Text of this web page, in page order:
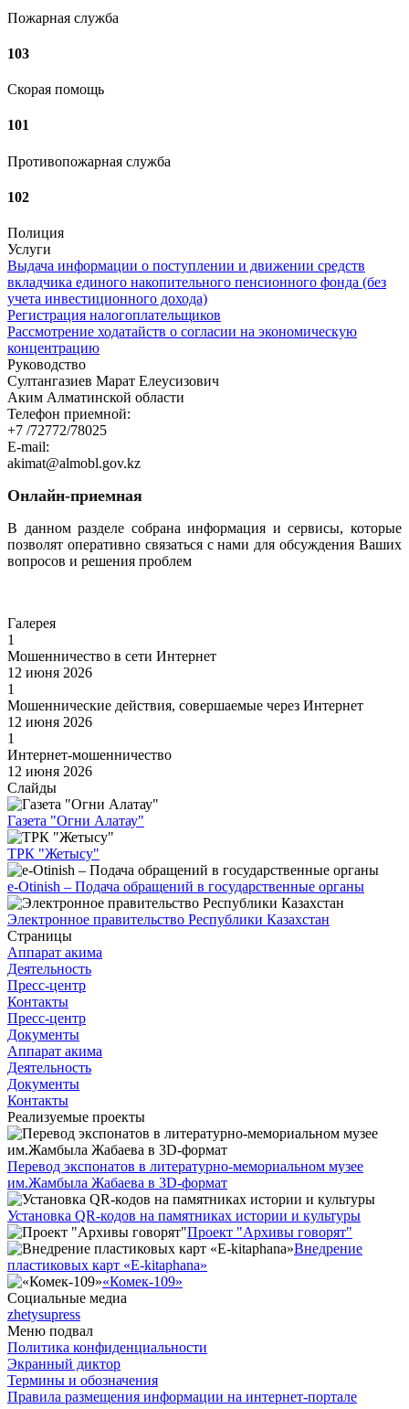
Пожарная служба
103
Скорая помощь
101
Противопожарная служба
102
Полиция
Услуги
Выдача информации о поступлении и движении средств
вкладчика единого накопительного пенсионного фонда (без
учета инвестиционного дохода)
Регистрация налогоплательщиков
Рассмотрение ходатайств о согласии на экономическую
концентрацию
Руководство
Султангазиев Марат Елеусизович
Аким Алматинской области
Телефон приемной:
+7 /72772/78025
E-mail:
akimat@almobl.gov.kz
Онлайн-приемная
В данном разделе собрана информация и сервисы, которые
позволят оперативно связаться с нами для обсуждения Ваших
вопросов и решения проблем
Галерея
1
Мошенничество в сети Интернет
12 июня 2026
1
Мошеннические действия, совершаемые через Интернет
12 июня 2026
1
Интернет-мошенничество
12 июня 2026
Слайды
Газета "Огни Алатау"
ТРК "Жетысу"
e-Otinish – Подача обращений в государственные органы
Электронное правительство Республики Казахстан
Страницы
Аппарат акима
Деятельность
Пресс-центр
Контакты
Пресс-центр
Документы
Аппарат акима
Деятельность
Документы
Контакты
Реализуемые проекты
Перевод экспонатов в литературно-мемориальном музее
им.Жамбыла Жабаева в 3D-формат
Установка QR-кодов на памятниках истории и культуры
Проект "Архивы говорят"
Внедрение
пластиковых карт «Е-kitaphana»
«Комек-109»
Социальные медиа
zhetysupress
Меню подвал
Политика конфиденциальности
Экранный диктор
Термины и обозначения
Правила размещения информации на интернет-портале